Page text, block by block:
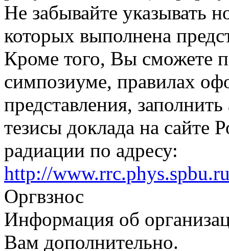
Не забывайте указывать
которых выполнена
Кроме того, Вы сможете
симпозиуме, правилах
представления,
тезисы доклада на сайте
радиации по адресу:
http://
Оргвзнос
Информация об
Вам дополнительно.